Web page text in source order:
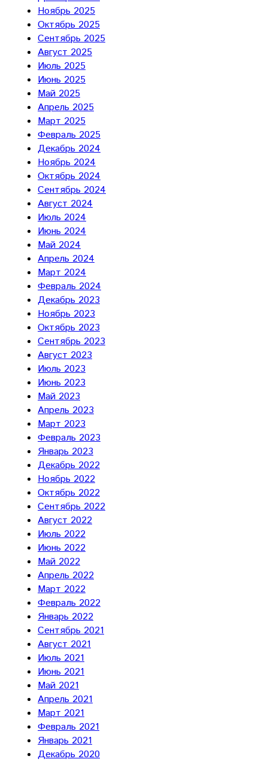
Ноябрь 2025
Октябрь 2025
Сентябрь 2025
Август 2025
Июль 2025
Июнь 2025
Май 2025
Апрель 2025
Март 2025
Февраль 2025
Декабрь 2024
Ноябрь 2024
Октябрь 2024
Сентябрь 2024
Август 2024
Июль 2024
Июнь 2024
Май 2024
Апрель 2024
Март 2024
Февраль 2024
Декабрь 2023
Ноябрь 2023
Октябрь 2023
Сентябрь 2023
Август 2023
Июль 2023
Июнь 2023
Май 2023
Апрель 2023
Март 2023
Февраль 2023
Январь 2023
Декабрь 2022
Ноябрь 2022
Октябрь 2022
Сентябрь 2022
Август 2022
Июль 2022
Июнь 2022
Май 2022
Апрель 2022
Март 2022
Февраль 2022
Январь 2022
Сентябрь 2021
Август 2021
Июль 2021
Июнь 2021
Май 2021
Апрель 2021
Март 2021
Февраль 2021
Январь 2021
Декабрь 2020